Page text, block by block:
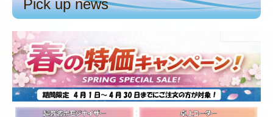
Pick up news